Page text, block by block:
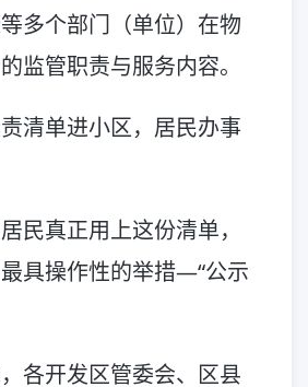
多个部门（单位）在物
监管职责与服务内容。
清单进小区，居民办事
民真正用上这份清单，
具操作性的举措—“公示
各开发区管委会、区县